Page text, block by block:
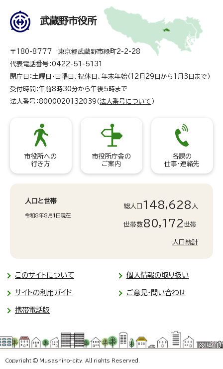
武蔵野市役所
〒180-8777 東京都武蔵野市緑町2-2-28
代表電話番号：0422-51-5131
閉庁日：土曜日・日曜日、祝休日、年末年始（12月29日から1月3日まで）
受付時間：午前8時30分から午後5時まで
法人番号：8000020132039（ 法人番号について ）
市役所への
行き方
市役所庁舎の
ご案内
各課の
仕事・連絡先
人口と世帯
令和8年8月1日現在
総人口 148,628 人
世帯数80,172世帯
人口統計
このサイトについて 個人情報の取り扱い
サイトの利用ガイド ご意見・問い合わせ
携帯電話版
Copyright © Musashino-city. All rights Reserved.